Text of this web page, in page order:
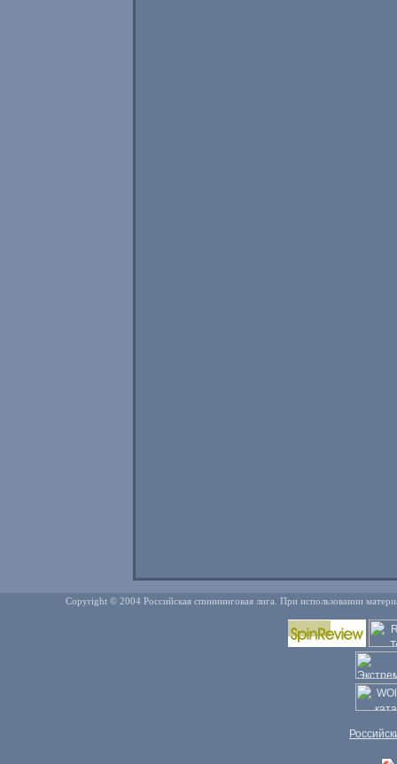
Copyright © 2004 Российская спиннинговая лига. При использовании